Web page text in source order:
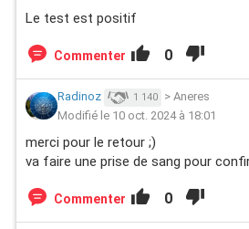
Le test est positif
Commenter 0
Radinoz 1 140 > Aneres
Modifié le 10 oct. 2024 à 18:01
merci pour le retour ;)
va faire une prise de sang pour
Commenter 0